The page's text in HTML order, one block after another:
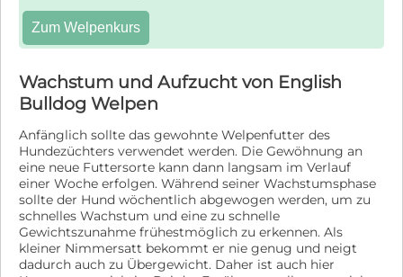
Zum Welpenkurs
Wachstum und Aufzucht von English
Bulldog Welpen
Anfänglich sollte das gewohnte Welpenfutter des
Hundezüchters verwendet werden. Die Gewöhnung an
eine neue Futtersorte kann dann langsam im Verlauf
einer Woche erfolgen. Während seiner Wachstumsphase
sollte der Hund wöchentlich abgewogen werden, um zu
schnelles Wachstum und eine zu schnelle
Gewichtszunahme frühestmöglich zu erkennen. Als
kleiner Nimmersatt bekommt er nie genug und neigt
dadurch auch zu Übergewicht. Daher ist auch hier